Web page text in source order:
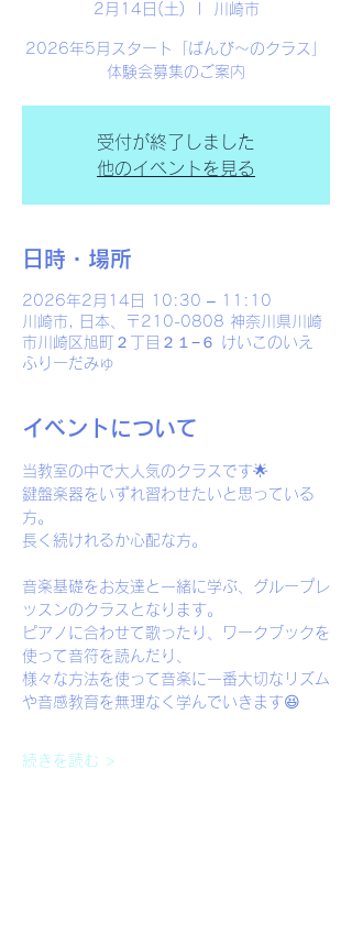
2月14日(土) 川崎市
2026年5月スタート「ばんび〜のクラス」
体験会募集のご案内
受付が終了しました
他のイベントを見る
日時・場所
2026年2月14日 10:30 – 11:10
川崎市, 日本、〒210-0808 神奈川県川崎
市川崎区旭町２丁目２１−６ けいこのいえ
ふりーだみゅ
イベントについて
当教室の中で大人気のクラスです🌟
鍵盤楽器をいずれ習わせたいと思っている
方。
長く続けれるか心配な方。
音楽基礎をお友達と一緒に学ぶ、グループレ
ッスンのクラスとなります。
ピアノに合わせて歌ったり、ワークブックを
使って音符を読んだり、
様々な方法を使って音楽に一番大切なリズム
や音感教育を無理なく学んでいきます😆
続きを読む >